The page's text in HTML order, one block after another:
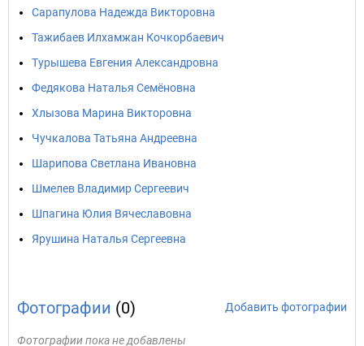
Сарапулова Надежда Викторовна
Тажибаев Илхамжан Кочкорбаевич
Турышева Евгения Александровна
Федякова Наталья Семёновна
Хлызова Марина Викторовна
Чучкалова Татьяна Андреевна
Шарипова Светлана Ивановна
Шмелев Владимир Сергеевич
Шпагина Юлия Вячеславовна
Ярушина Наталья Сергеевна
Фотографии (0) Добавить фотографии
Фотографии пока не добавлены